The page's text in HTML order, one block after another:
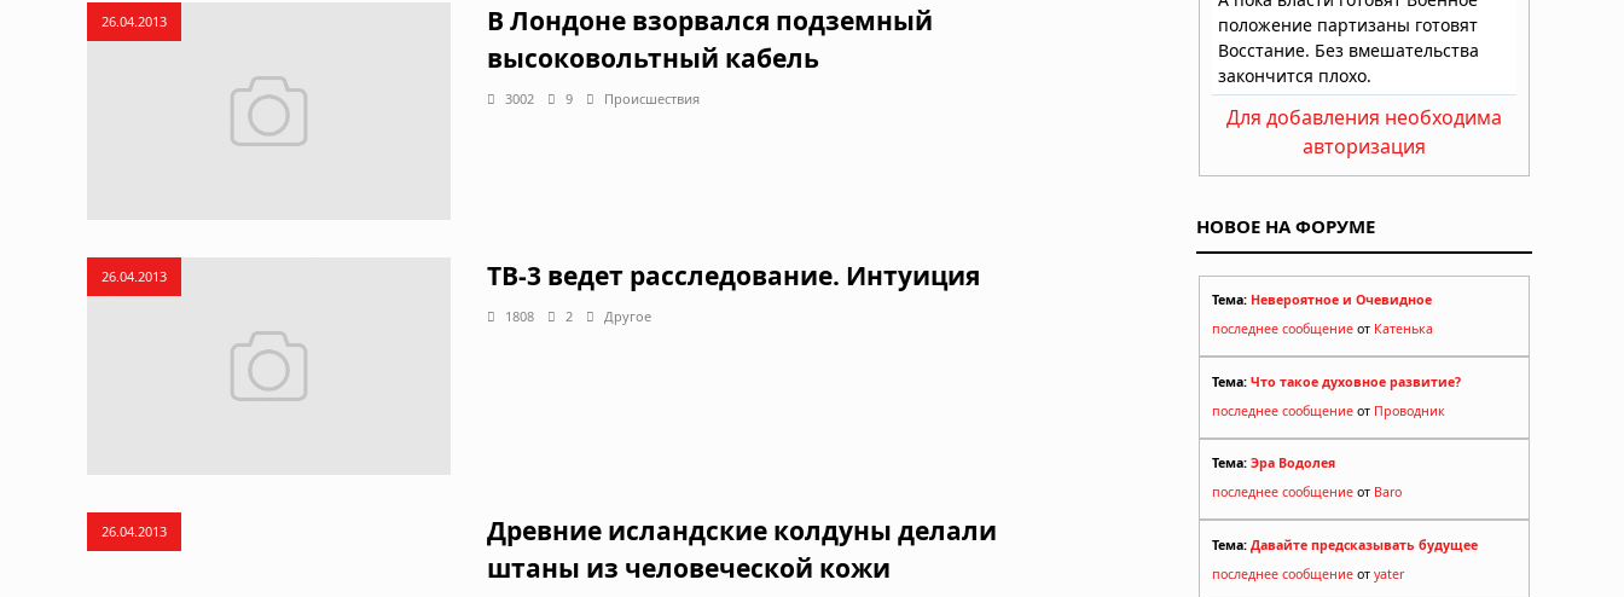
26.04.2013
В Лондоне взорвался подземный
высоковольтный кабель
3002 9 Происшествия
26.04.2013 ТВ-3 ведет расследование. Интуиция
1808 2 Другое
26.04.2013
Древние исландские колдуны делали
штаны из человеческой кожи
Для добавления необходима
авторизация
НОВОЕ НА ФОРУМЕ
Тема: Невероятное и Очевидное
последнее сообщение от Катенька
Тема: Что такое духовное развитие?
последнее сообщение от Проводник
Тема: Эра Водолея
последнее сообщение от Baro
Тема: Давайте предсказывать будущее
последнее сообщение от yater